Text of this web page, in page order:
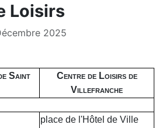
Loisirs
2025
Saint
Centre de Loisirs de
Villefranche
place de l'Hôtel de Ville